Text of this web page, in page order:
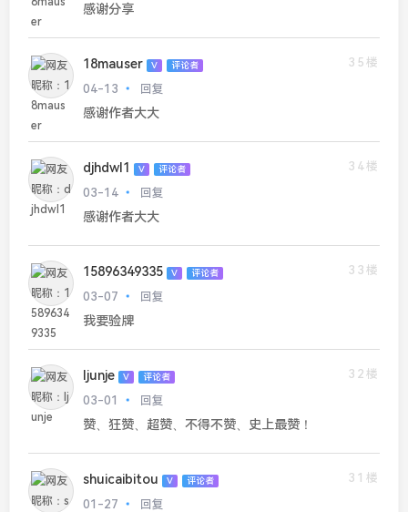
感谢分享
18mauser V 评论者
35楼
04-13
回复
感谢作者大大
djhdwl1 V 评论者
34楼
03-14
回复
感谢作者大大
15896349335 V 评论者
33楼
03-07
回复
我要验牌
ljunje V 评论者
32楼
03-01
回复
赞、狂赞、超赞、不得不赞、史上最赞！
shuicaibitou V 评论者
31楼
01-27
回复